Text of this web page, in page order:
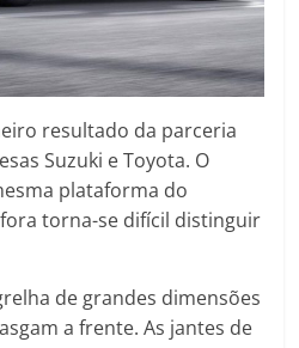
resultado da parceria
Suzuki e Toyota. O
plataforma do
torna-se difícil distinguir
de grandes dimensões
a frente. As jantes de